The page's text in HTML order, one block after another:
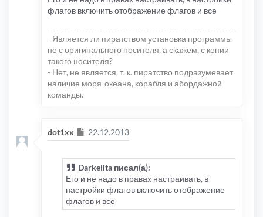
флагов включить отображение флагов и все
- Является ли пиратством установка программы
не с оригинального носителя, а скажем, с копии
такого носителя?
- Нет, не является, т. к. пиратство подразумевает
наличие моря-океана, корабля и абордажной
команды.
dot1xx Сообщение
22.12.2013
Darkelita писал(а):
Его и не надо в правах настраивать, в
настройки флагов включить отображение
флагов и все